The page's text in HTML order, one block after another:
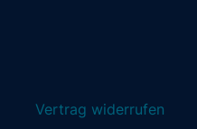
Vertrag widerrufen